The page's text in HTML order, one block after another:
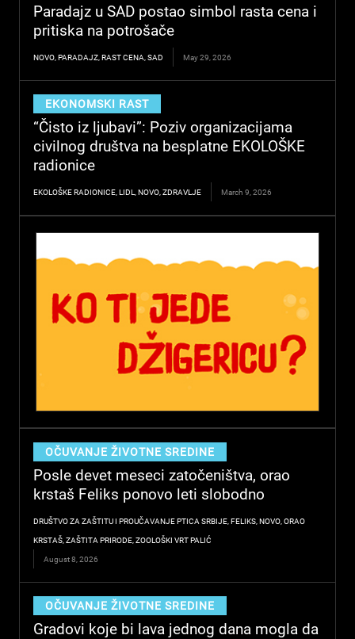
Paradajz u SAD postao simbol rasta cena i
pritiska na potrošače
NOVO,PARADAJZ,RAST CENA,SAD May 29, 2026
EKONOMSKI RAST
“Čisto iz ljubavi”: Poziv organizacijama
civilnog društva na besplatne EKOLOŠKE
radionice
EKOLOŠKE RADIONICE,LIDL,NOVO,ZDRAVLJE March 9, 2026
OČUVANJE ŽIVOTNE SREDINE
Posle devet meseci zatočeništva, orao
krstaš Feliks ponovo leti slobodno
DRUŠTVO ZA ZAŠTITU I PROUČAVANJE PTICA SRBIJE,FELIKS,NOVO,ORAO
KRSTAŠ,ZAŠTITA PRIRODE,ZOOLOŠKI VRT PALIĆ
August 8, 2026
OČUVANJE ŽIVOTNE SREDINE
Gradovi koje bi lava jednog dana mogla da